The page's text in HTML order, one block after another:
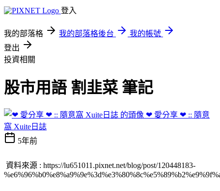
登入
我的部落格 我的部落格後台
我的帳號
登出
投資相關
股市用語 割韭菜 筆記
❤ 愛分享 ❤ :: 隨意
窩 Xuite日誌
5年前
資料來源 : https://lu651011.pixnet.net/blog/post/120448183-